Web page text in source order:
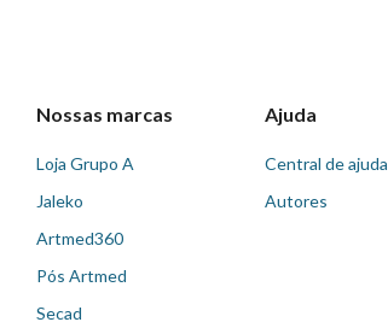
Nossas marcas
Loja Grupo A
Jaleko
Artmed360
Pós Artmed
Secad
Ajuda
Central de ajuda
Autores